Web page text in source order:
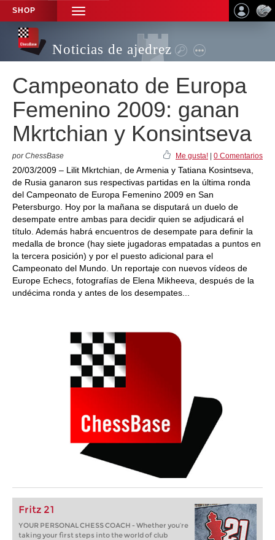
SHOP
TOGGLE
NAVIGATION
Noticias de ajedrez
Campeonato de Europa
Femenino 2009: ganan
Mkrtchian y Konsintseva
por ChessBase Me gusta! 0 Comentarios
20/03/2009 – Lilit Mkrtchian, de Armenia y Tatiana Kosintseva,
de Rusia ganaron sus respectivas partidas en la última ronda
del Campeonato de Europa Femenino 2009 en San
Petersburgo. Hoy por la mañana se disputará un duelo de
desempate entre ambas para decidir quien se adjudicará el
título. Además habrá encuentros de desempate para definir la
medalla de bronce (hay siete jugadoras empatadas a puntos en
la tercera posición) y por el puesto adicional para el
Campeonato del Mundo. Un reportaje con nuevos vídeos de
Europe Echecs, fotografías de Elena Mikheeva, después de la
undécima ronda y antes de los desempates...
Fritz 21
YOUR PERSONAL CHESS COACH - Whether you’re
taking your first steps into the world of club